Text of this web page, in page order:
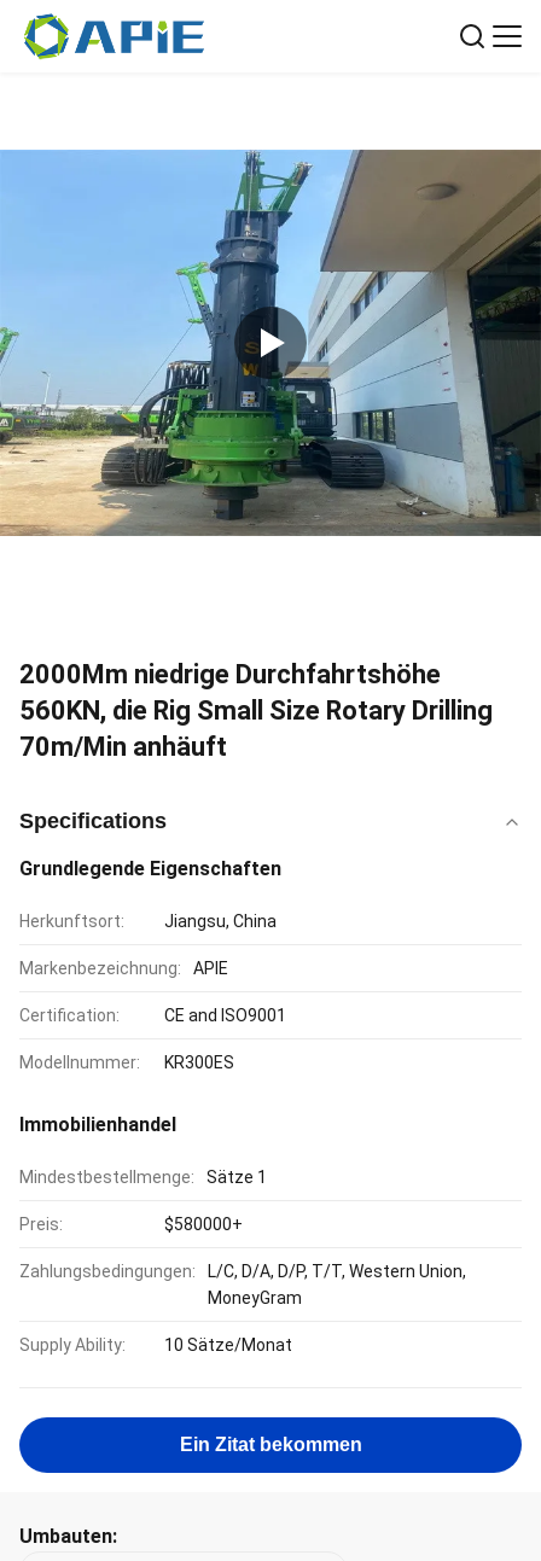
2000Mm niedrige Durchfahrtshöhe
560KN, die Rig Small Size Rotary Drilling
70m/Min anhäuft
Specifications
Grundlegende Eigenschaften
Herkunftsort: Jiangsu, China
Markenbezeichnung: APIE
Certification: CE and ISO9001
Modellnummer: KR300ES
Immobilienhandel
Mindestbestellmenge: Sätze 1
Preis: $580000+
Zahlungsbedingungen:
L/C, D/A, D/P, T/T, Western Union,
MoneyGram
Supply Ability: 10 Sätze/Monat
Ein Zitat bekommen
Umbauten: